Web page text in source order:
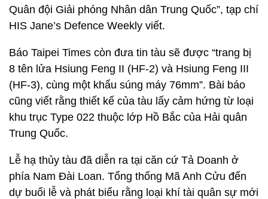
Quân đội Giải phóng Nhân dân Trung Quốc”, tạp chí
HIS Jane’s Defence Weekly viết.
Báo Taipei Times còn đưa tin tàu sẽ được “trang bị
8 tên lửa Hsiung Feng II (HF-2) và Hsiung Feng III
(HF-3), cùng một khẩu súng máy 76mm”. Bài báo
cũng viết rằng thiết kế của tàu lấy cảm hứng từ loại
khu trục Type 022 thuộc lớp Hồ Bắc của Hải quân
Trung Quốc.
Lễ hạ thủy tàu đã diễn ra tại căn cứ Tả Doanh ở
phía Nam Đài Loan. Tổng thống Mã Anh Cửu đến
dự buổi lễ và phát biểu rằng loại khí tài quân sự mới